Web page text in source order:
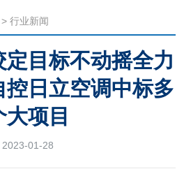
> 行业新闻
定目标不动摇全力
控日立空调中标多
大项目
2023-01-28